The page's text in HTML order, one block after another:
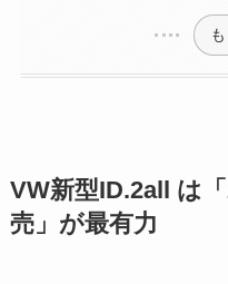
VW新型ID.2all は
売」が最有力